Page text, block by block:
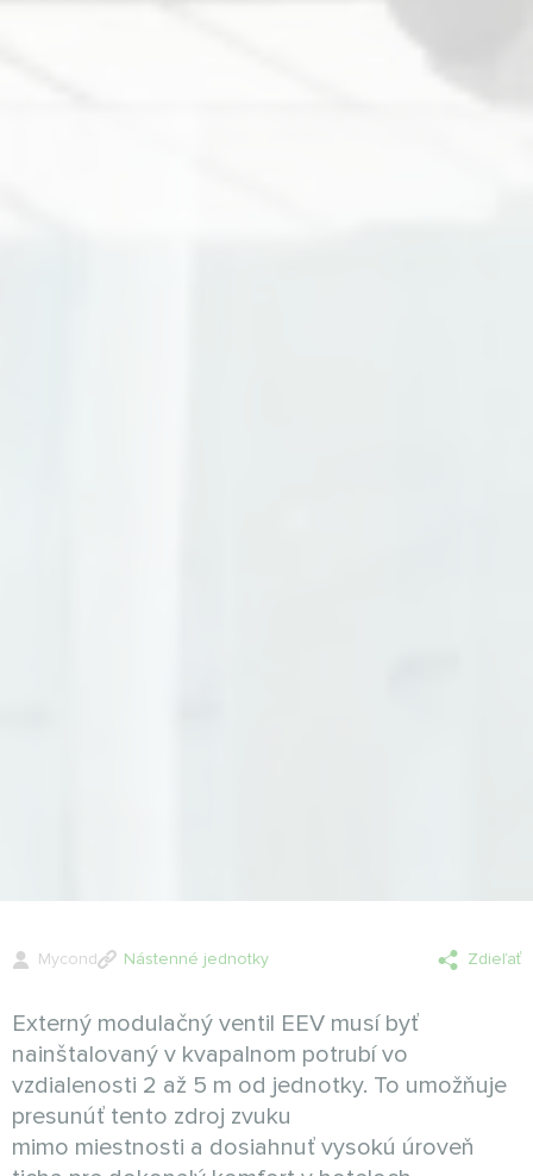
Mycond Nástenné jednotky Zdieľať
Externý modulačný ventil EEV musí byť
nainštalovaný v kvapalnom potrubí vo
vzdialenosti 2 až 5 m od jednotky. To umožňuje
presunúť tento zdroj zvuku
mimo miestnosti a dosiahnuť vysokú úroveň